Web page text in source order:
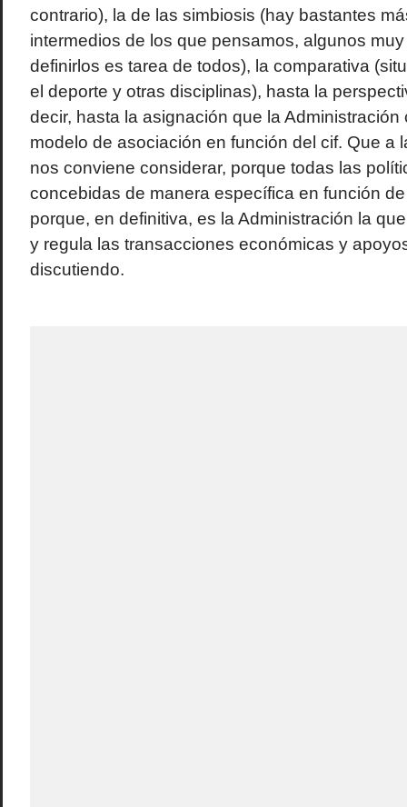
contrario), la de las simbiosis (hay bastantes
intermedios de los que pensamos, algunos
definirlos es tarea de todos), la comparativa
el deporte y otras disciplinas), hasta la
decir, hasta la asignación que la
modelo de asociación en función del cif. Que a
nos conviene considerar, porque todas las
concebidas de manera específica en función
porque, en definitiva, es la Administración la
y regula las transacciones económicas y
discutiendo.